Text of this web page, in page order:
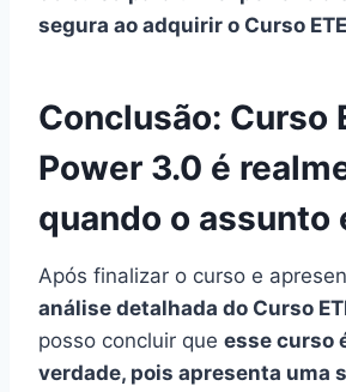
segura ao adquirir o Curso
Conclusão: Curso
Power 3.0 é
quando o assunto
Após finalizar o curso e
análise detalhada do Curso
posso concluir que esse curso
verdade, pois apresenta uma